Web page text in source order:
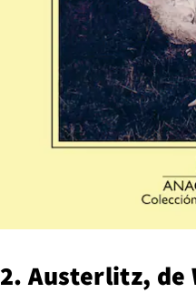
2. Austerlitz, de